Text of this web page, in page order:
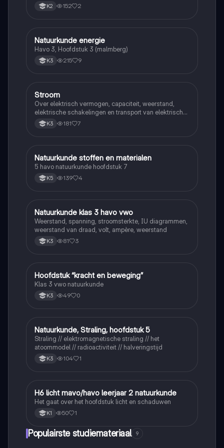
K2 152 2
Natuurkunde
Natuurkunde energie
Havo 3, Hoofdstuk 3 (malmberg)
K3 215 9
Natuurkunde
Stroom
Over elektrisch vermogen, capaciteit, weerstand,
elektrische schakelingen en transport van elektrische
energie
K3 181 7
Natuurkunde
Natuurkunde stoffen en materialen
5 havo natuurkunde hoofdstuk 7
K5 139 4
Natuurkunde
Natuurkunde klas 3 havo vwo
Weerstand, spanning, stroomsterkte, IU diagrammen,
weerstand van draad, volt, ampère, weerstand
K3 81 3
Natuurkunde
Hoofdstuk “kracht en beweging”
Klas 3 vwo natuurkunde
K3 49 0
Natuurkunde
Natuurkunde, Straling, hoofdstuk 5
Straling // elektromagnetische straling // het
atoommodel // radioactiviteit // halveringstijd
K3 104 1
Natuurkunde
H6 licht mavo/havo leerjaar 2 natuurkunde
Het gaat over het hoofdstuk licht en schaduwen
K1 50 1
Populairste studiemateriaal 9